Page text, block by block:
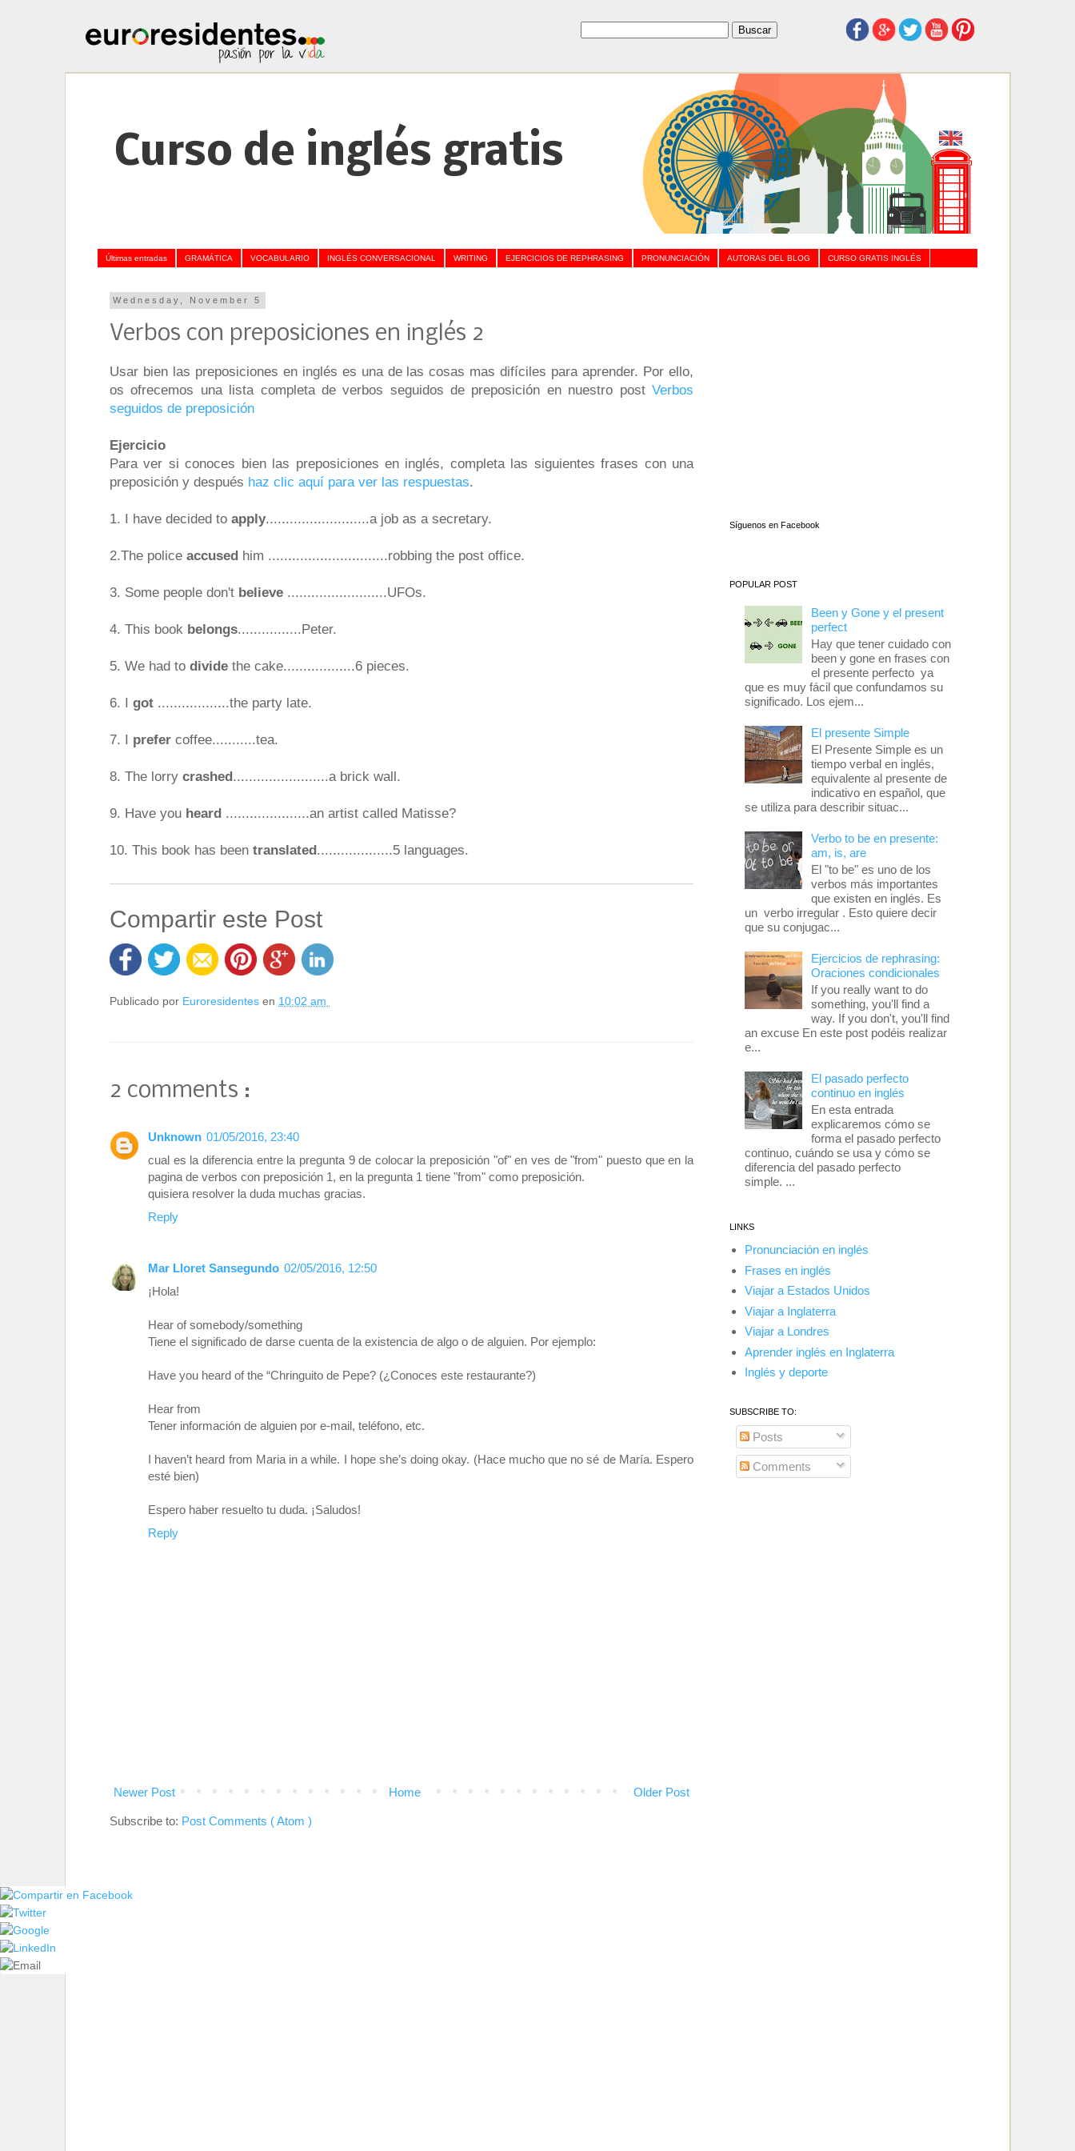
Curso de inglés gratis
Últimas entradas GRAMÁTICA VOCABULARIO INGLÉS CONVERSACIONAL WRITING EJERCICIOS DE REPHRASING PRONUNCIACIÓN AUTORAS DEL BLOG CURSO GRATIS INGLÉS
Wednesday, November 5
Verbos con preposiciones en inglés 2
Usar bien las preposiciones en inglés es una de las cosas mas difíciles para aprender. Por ello,
os ofrecemos una lista completa de verbos seguidos de preposición en nuestro post Verbos
seguidos de preposición
Ejercicio
Para ver si conoces bien las preposiciones en inglés, completa las siguientes frases con una
preposición y después haz clic aquí para ver las respuestas.
1. I have decided to apply..........................a job as a secretary.
2.The police accused him ..............................robbing the post office.
3. Some people don't believe .........................UFOs.
4. This book belongs................Peter.
5. We had to divide the cake..................6 pieces.
6. I got ..................the party late.
7. I prefer coffee...........tea.
8. The lorry crashed........................a brick wall.
9. Have you heard .....................an artist called Matisse?
10. This book has been translated...................5 languages.
Compartir este Post
Publicado por Euroresidentes en 10:02 am
2 comments :
Unknown 01/05/2016, 23:40
cual es la diferencia entre la pregunta 9 de colocar la preposición "of" en ves de "from" puesto que en la
pagina de verbos con preposición 1, en la pregunta 1 tiene "from" como preposición.
quisiera resolver la duda muchas gracias.
Reply
Mar Lloret Sansegundo 02/05/2016, 12:50
¡Hola!
Hear of somebody/something
Tiene el significado de darse cuenta de la existencia de algo o de alguien. Por ejemplo:
Have you heard of the “Chringuito de Pepe? (¿Conoces este restaurante?)
Hear from
Tener información de alguien por e-mail, teléfono, etc.
I haven’t heard from Maria in a while. I hope she’s doing okay. (Hace mucho que no sé de María. Espero
esté bien)
Espero haber resuelto tu duda. ¡Saludos!
Reply
Newer Post Older Post
Home
Subscribe to: Post Comments ( Atom )
Síguenos en Facebook
POPULAR POST
Been y Gone y el present
perfect
Hay que tener cuidado con
been y gone en frases con
el presente perfecto ya
que es muy fácil que confundamos su
significado. Los ejem...
El presente Simple
El Presente Simple es un
tiempo verbal en inglés,
equivalente al presente de
indicativo en español, que
se utiliza para describir situac...
Verbo to be en presente:
am, is, are
El "to be" es uno de los
verbos más importantes
que existen en inglés. Es
un verbo irregular . Esto quiere decir
que su conjugac...
Ejercicios de rephrasing:
Oraciones condicionales
If you really want to do
something, you'll find a
way. If you don't, you'll find
an excuse En este post podéis realizar
e...
El pasado perfecto
continuo en inglés
En esta entrada
explicaremos cómo se
forma el pasado perfecto
continuo, cuándo se usa y cómo se
diferencia del pasado perfecto
simple. ...
LINKS
Pronunciación en inglés
Frases en inglés
Viajar a Estados Unidos
Viajar a Inglaterra
Viajar a Londres
Aprender inglés en Inglaterra
Inglés y deporte
SUBSCRIBE TO:
Posts
Comments